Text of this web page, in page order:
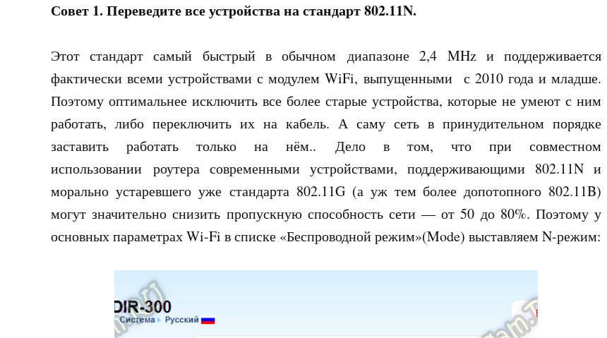
Совет 1. Переведите все устройства на стандарт 802.11N.
Этот стандарт самый быстрый в обычном диапазоне 2,4 MHz и поддерживается
фактически всеми устройствами с модулем WiFi, выпущенными с 2010 года и младше.
Поэтому оптимальнее исключить все более старые устройства, которые не умеют с ним
работать, либо переключить их на кабель. А саму сеть в принудительном порядке
заставить работать только на нём.. Дело в том, что при совместном
использовании роутера современными устройствами, поддерживающими 802.11N и
морально устаревшего уже стандарта 802.11G (а уж тем более допотопного 802.11B)
могут значительно снизить пропускную способность сети — от 50 до 80%. Поэтому у
основных параметрах Wi-Fi в списке «Беспроводной режим»(Mode) выставляем N-режим: